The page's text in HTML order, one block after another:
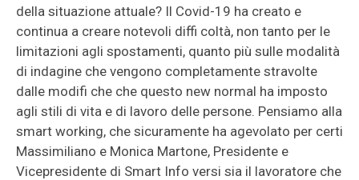
della situazione attuale? Il Covid-19 ha creato e
continua a creare notevoli diffi coltà, non tanto per le
limitazioni agli spostamenti, quanto più sulle modalità
di indagine che vengono completamente stravolte
dalle modifi che che questo new normal ha imposto
agli stili di vita e di lavoro delle persone. Pensiamo alla
smart working, che sicuramente ha agevolato per certi
Massimiliano e Monica Martone, Presidente e
Vicepresidente di Smart Info versi sia il lavoratore che